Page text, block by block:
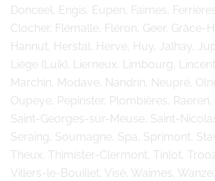
Donceel, Engis, Eupen, Faimes,
Clocher, Flémalle, Fléron, Geer, Grâce-
Hannut, Herstal, Herve, Huy, Jalhay,
Liège (Luik), Lierneux, Limbourg,
Marchin, Modave, Nandrin, Neupré,
Oupeye, Pepinster, Plombières, Raeren,
Saint-Georges-sur-Meuse, Saint-
Seraing, Soumagne, Spa, Sprimont,
Theux, Thimister-Clermont, Tinlot,
Villers-le-Bouillet, Visé, Waimes,